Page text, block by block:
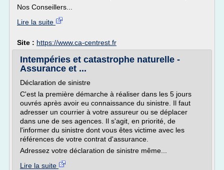
Nos Conseillers...
Lire la suite
Site : https://www.ca-centrest.fr
Intempéries et catastrophe naturelle -
Assurance et ...
Déclaration de sinistre
C'est la première démarche à réaliser dans les 5 jours
ouvrés après avoir eu connaissance du sinistre. Il faut
adresser un courrier à votre assureur ou se déplacer
dans une de ses agences. Il s'agit, en priorité, de
l'informer du sinistre dont vous êtes victime avec les
références de votre contrat d'assurance.
Adressez votre déclaration de sinistre même...
Lire la suite